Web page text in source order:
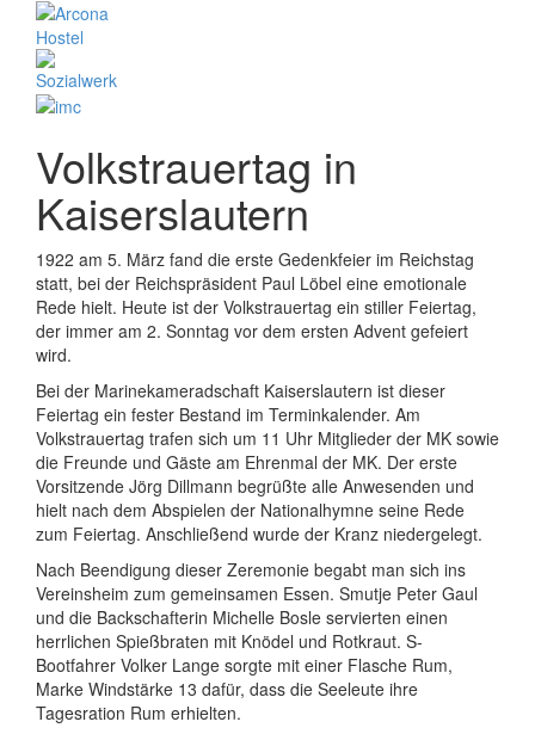
Volkstrauertag in
Kaiserslautern
1922 am 5. März fand die erste Gedenkfeier im Reichstag
statt, bei der Reichspräsident Paul Löbel eine emotionale
Rede hielt. Heute ist der Volkstrauertag ein stiller Feiertag,
der immer am 2. Sonntag vor dem ersten Advent gefeiert
wird.
Bei der Marinekameradschaft Kaiserslautern ist dieser
Feiertag ein fester Bestand im Terminkalender. Am
Volkstrauertag trafen sich um 11 Uhr Mitglieder der MK sowie
die Freunde und Gäste am Ehrenmal der MK. Der erste
Vorsitzende Jörg Dillmann begrüßte alle Anwesenden und
hielt nach dem Abspielen der Nationalhymne seine Rede
zum Feiertag. Anschließend wurde der Kranz niedergelegt.
Nach Beendigung dieser Zeremonie begabt man sich ins
Vereinsheim zum gemeinsamen Essen. Smutje Peter Gaul
und die Backschafterin Michelle Bosle servierten einen
herrlichen Spießbraten mit Knödel und Rotkraut. S-
Bootfahrer Volker Lange sorgte mit einer Flasche Rum,
Marke Windstärke 13 dafür, dass die Seeleute ihre
Tagesration Rum erhielten.